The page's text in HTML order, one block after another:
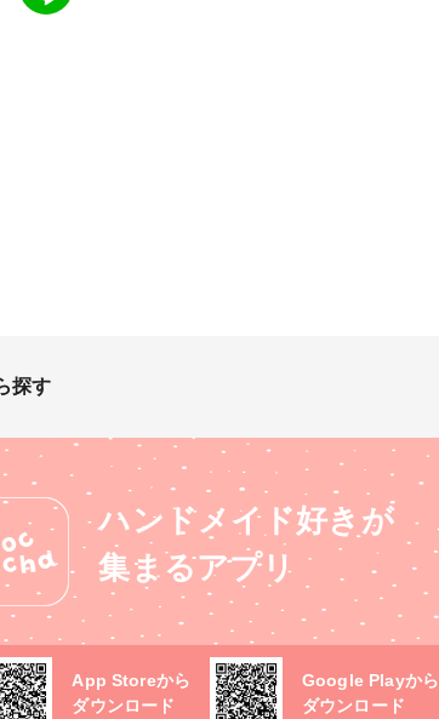
探す
ハンドメイド好きが
集まるアプリ
App Storeから
ダウンロード
Google Playから
ダウンロード